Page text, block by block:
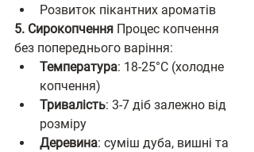
Розвиток пікантних ароматів
5. Сирокопчення Процес копчення
без попереднього варіння:
Температура: 18-25°C (холодне
копчення)
Тривалість: 3-7 діб залежно від
розміру
Деревина: суміш дуба, вишні та